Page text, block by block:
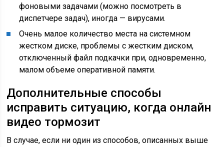
фоновыми задачами (можно посмотреть в
диспетчере задач), иногда — вирусами.
Очень малое количество места на системном
жестком диске, проблемы с жестким диском,
отключенный файл подкачки при, одновременно,
малом объеме оперативной памяти.
Дополнительные способы
исправить ситуацию, когда онлайн
видео тормозит
В случае, если ни один из способов, описанных выше